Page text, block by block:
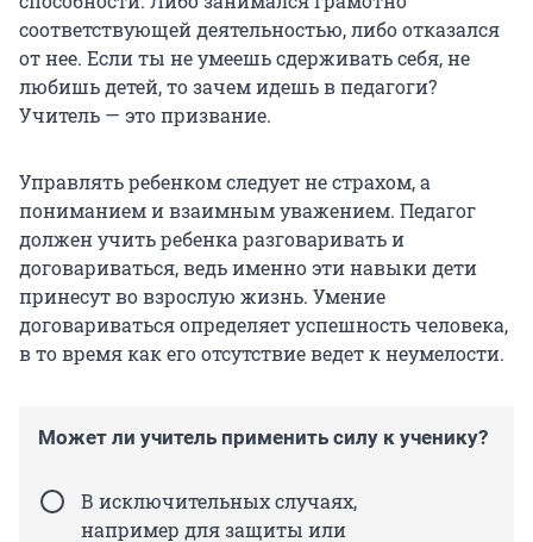
соответствующей деятельностью, либо отказался
от нее. Если ты не умеешь сдерживать себя, не
любишь детей, то зачем идешь в педагоги?
Учитель — это призвание.
Управлять ребенком следует не страхом, а
пониманием и взаимным уважением. Педагог
должен учить ребенка разговаривать и
договариваться, ведь именно эти навыки дети
принесут во взрослую жизнь. Умение
договариваться определяет успешность человека,
в то время как его отсутствие ведет к неумелости.
Может ли учитель применить силу к ученику?
В исключительных случаях,
например для защиты или